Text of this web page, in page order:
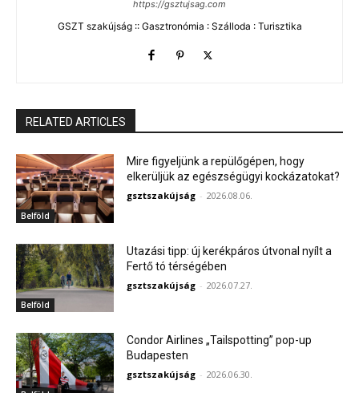
https://gsztujsag.com
GSZT szakújság :: Gasztronómia : Szálloda : Turisztika
RELATED ARTICLES
Belföld
Mire figyeljünk a repülőgépen, hogy
elkerüljük az egészségügyi kockázatokat?
gsztszakújság - 2026.08.06.
Belföld
Utazási tipp: új kerékpáros útvonal nyílt a
Fertő tó térségében
gsztszakújság - 2026.07.27.
Condor Airlines „Tailspotting” pop-up
Budapesten
gsztszakújság - 2026.06.30.